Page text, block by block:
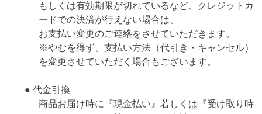
もしくは有効期限が切れているなど、クレジットカ
ードでの決済が行えない場合は、
お支払い変更のご連絡をさせていただきます。
※やむを得ず、支払い方法（代引き・キャンセル）
を変更させていただく場合もございます。
● 代金引換
商品お届け時に『現金払い』若しくは『受け取り時